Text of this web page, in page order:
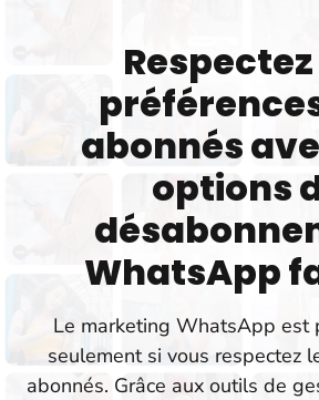
abonnés
options
WhatsApp
Le marketing WhatsApp est
seulement si vous respectez
abonnés. Grâce aux outils de